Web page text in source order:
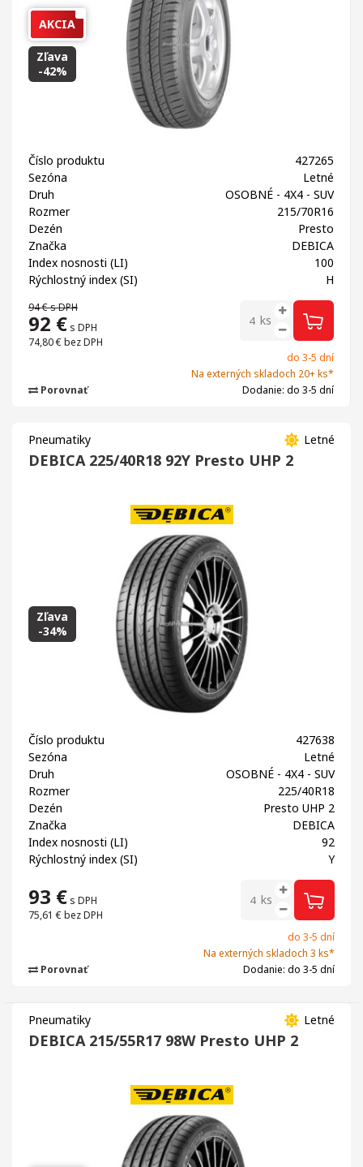
AKCIA
Zľava
-42%
Číslo produktu
427265
Sezóna
Letné
Druh
OSOBNÉ - 4X4 - SUV
Rozmer
215/70R16
Dezén
Presto
Značka
DEBICA
Index nosnosti (LI)
100
Rýchlostný index (SI)
H
94 €s DPH
92 € s DPH
74,80 € bez DPH
ks
do 3-5 dní
Na externých skladoch 20+ ks*
Dodanie: do 3-5 dní
Porovnať
Letné
Pneumatiky
DEBICA 225/40R18 92Y Presto UHP 2
Zľava
-34%
Číslo produktu
427638
Sezóna
Letné
Druh
OSOBNÉ - 4X4 - SUV
Rozmer
225/40R18
Dezén
Presto UHP 2
Značka
DEBICA
Index nosnosti (LI)
92
Rýchlostný index (SI)
Y
93 € s DPH
75,61 € bez DPH
ks
do 3-5 dní
Na externých skladoch 3 ks*
Dodanie: do 3-5 dní
Porovnať
Letné
Pneumatiky
DEBICA 215/55R17 98W Presto UHP 2